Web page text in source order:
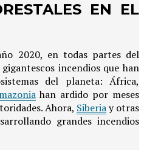
EN EL
2020, en todas partes del
incendios que han
del planeta: África,
han ardido por meses
Ahora, Siberiay otras
grandes incendios